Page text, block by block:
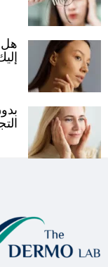
هل
إليك 8 أسرار للحصول على